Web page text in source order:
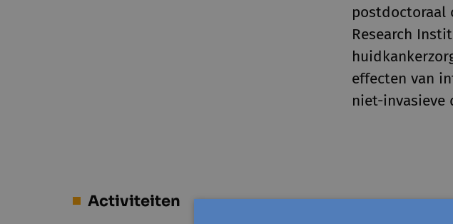
postdoctoraal
Research
effecten van
niet-invasieve
Activiteiten